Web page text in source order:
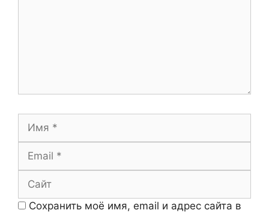
Имя
Email
Сайт
Сохранить моё имя, email и адрес сайта в